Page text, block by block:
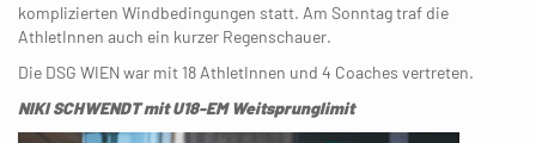
komplizierten Windbedingungen statt. Am Sonntag traf die
AthletInnen auch ein kurzer Regenschauer.
Die DSG WIEN war mit 18 AthletInnen und 4 Coaches vertreten.
NIKI SCHWENDT mit U18-EM Weitsprunglimit